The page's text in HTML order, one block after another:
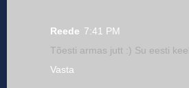
Reede 7:41 PM
Tõesti armas jutt :) Su eesti
Vasta